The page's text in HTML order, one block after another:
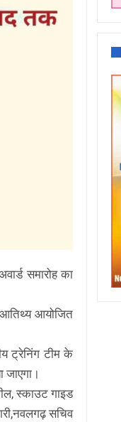
समारोह का
आतिथ्य आयोजित
ट्रेनिंग टीम के
स्काउट गाइड
सचिव